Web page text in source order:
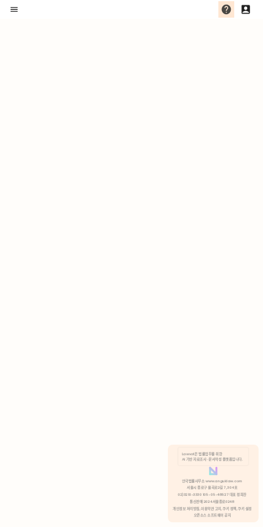
분석 쿠키 허용
Lawvot은 법률업무를 위한
AI 기반 자료조사 · 문서작성 플랫폼입니다.
안국법률사무소 www.anguklaw.com
서울시 종로구 율곡로2길 7, 304호
02)3210-3330 105-05-48527 대표 정희찬
통신판매 2024서울종로0248
개인정보 처리방침, 이용약관 고지, 쿠키 정책, 쿠키 설정
오픈소스 소프트웨어 공지